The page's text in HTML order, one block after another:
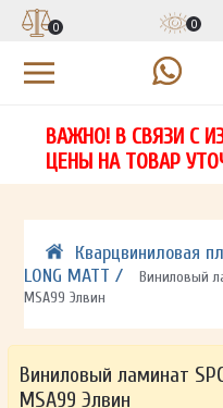
СВЯЖЕТСЯ С
ЗАПОЛНИТЕ
СВЯЖЕТСЯ С
ЗАПОЛНИТЕ
СВЯЖЕТСЯ С
0 0
ВАЖНО! В СВЯЗИ С
ЦЕНЫ НА ТОВАР
Кварцвиниловая
LONG MATT /
Виниловый
MSA99 Элвин
Виниловый ламинат
MSA99 Элвин